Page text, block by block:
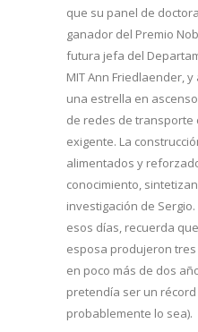
que su panel de
ganador del Premio
futura jefa del
MIT Ann Friedlaender,
una estrella en
de redes de transporte
exigente. La
alimentados y
conocimiento,
investigación de
esos días, recuerda
esposa produjeron
en poco más de dos
pretendía ser un
probablemente lo sea).